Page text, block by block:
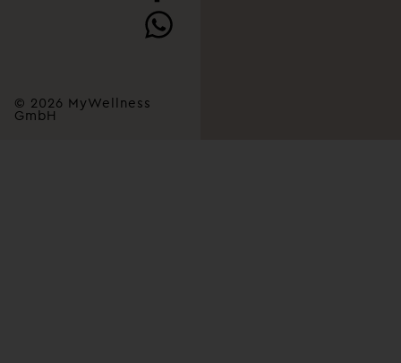
© 2026 MyWellness
GmbH